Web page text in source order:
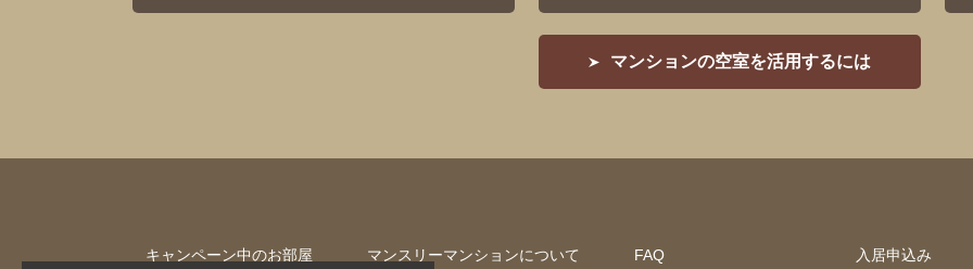
マンションの空室を活用するには
キャンペーン中のお部屋 マンスリーマンションについて FAQ 入居申込み